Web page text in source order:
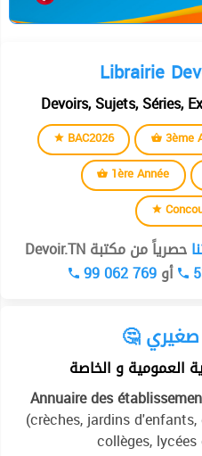
Devoirs, Sujets, Séries,
BAC2026 3ème
1ère Année
حصرياً من مكتبة Devoir.TN
أو99 062 769
صغيري
العمومية و الخاصة
Annuaire des
(crèches, jardins
collèges,